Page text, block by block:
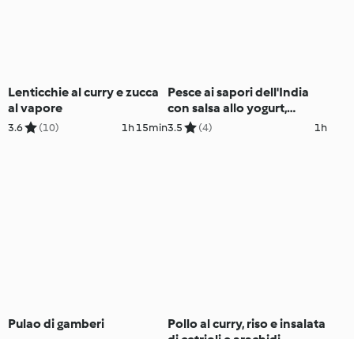
Lenticchie al curry e zucca
al vapore
3.6 (10) 1h 15min
Pesce ai sapori dell'India
con salsa allo yogurt,
patate e verdure
3.5 (4) 1h
Pulao di gamberi
Pollo al curry, riso e insalata